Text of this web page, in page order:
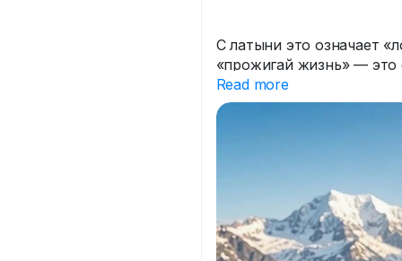
С латыни это означает
«прожигай жизнь» — это
не про «успевай всё»,
поэта Горация. В
minimum credula postero
завтрашнему». То есть
думать о будущем. Он
поэтому не откладывай
Read more